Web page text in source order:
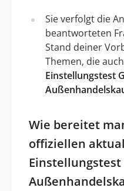
Sie verfolgt die
beantworteten
Stand deiner
Themen, die
Einstellungstest
Wie bereitet
offiziellen
Einstellungstest